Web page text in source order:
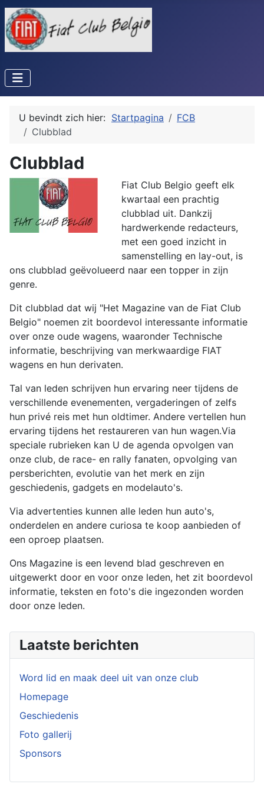
U bevindt zich hier: Startpagina
FCB
Clubblad
Clubblad
Fiat Club Belgio geeft elk
kwartaal een prachtig
clubblad uit. Dankzij
hardwerkende redacteurs,
met een goed inzicht in
samenstelling en lay-out, is
ons clubblad geëvolueerd naar een topper in zijn
genre.
Dit clubblad dat wij "Het Magazine van de Fiat Club
Belgio" noemen zit boordevol interessante informatie
over onze oude wagens, waaronder Technische
informatie, beschrijving van merkwaardige FIAT
wagens en hun derivaten.
Tal van leden schrijven hun ervaring neer tijdens de
verschillende evenementen, vergaderingen of zelfs
hun privé reis met hun oldtimer. Andere vertellen hun
ervaring tijdens het restaureren van hun wagen.Via
speciale rubrieken kan U de agenda opvolgen van
onze club, de race- en rally fanaten, opvolging van
persberichten, evolutie van het merk en zijn
geschiedenis, gadgets en modelauto's.
Via advertenties kunnen alle leden hun auto's,
onderdelen en andere curiosa te koop aanbieden of
een oproep plaatsen.
Ons Magazine is een levend blad geschreven en
uitgewerkt door en voor onze leden, het zit boordevol
informatie, teksten en foto's die ingezonden worden
door onze leden.
Laatste berichten
Word lid en maak deel uit van onze club
Homepage
Geschiedenis
Foto gallerij
Sponsors